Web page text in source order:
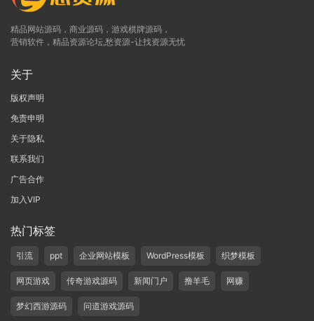
精品网站源码，商业源码，游戏棋牌源码，
营销软件，精品资源论坛,愁资源-让找资源无忧
关于
版权声明
免责申明
关于隐私
联系我们
广告合作
加入VIP
热门标签
引流 ppt 企业网站模板 WordPress模板 织梦模板
网页游戏 传奇游戏源码 新闻门户 撸羊毛 网赚
梦幻西游源码 问道游戏源码